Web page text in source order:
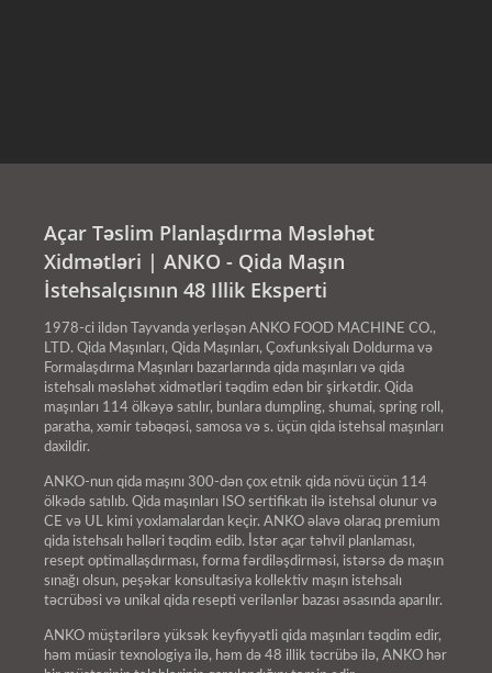
Açar Təslim Planlaşdırma Məsləhət
Xidmətləri | ANKO - Qida Maşın
İstehsalçısının 48 Illik Eksperti
1978-ci ildən Tayvanda yerləşən ANKO FOOD MACHINE CO.,
LTD. Qida Maşınları, Qida Maşınları, Çoxfunksiyalı Doldurma və
Formalaşdırma Maşınları bazarlarında qida maşınları və qida
istehsalı məsləhət xidmətləri təqdim edən bir şirkətdir. Qida
maşınları 114 ölkəyə satılır, bunlara dumpling, shumai, spring roll,
paratha, xəmir təbəqəsi, samosa və s. üçün qida istehsal maşınları
daxildir.
ANKO-nun qida maşını 300-dən çox etnik qida növü üçün 114
ölkədə satılıb. Qida maşınları ISO sertifikatı ilə istehsal olunur və
CE və UL kimi yoxlamalardan keçir. ANKO əlavə olaraq premium
qida istehsalı həlləri təqdim edib. İstər açar təhvil planlaması,
resept optimallaşdırması, forma fərdiləşdirməsi, istərsə də maşın
sınağı olsun, peşəkar konsultasiya kollektiv maşın istehsalı
təcrübəsi və unikal qida resepti verilənlər bazası əsasında aparılır.
ANKO müştərilərə yüksək keyfiyyətli qida maşınları təqdim edir,
həm müasir texnologiya ilə, həm də 48 illik təcrübə ilə, ANKO hər